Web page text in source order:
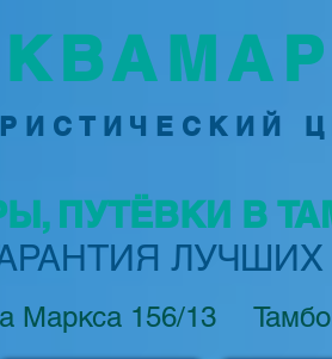
ПУТЁВКИ В
Маркса 156/13